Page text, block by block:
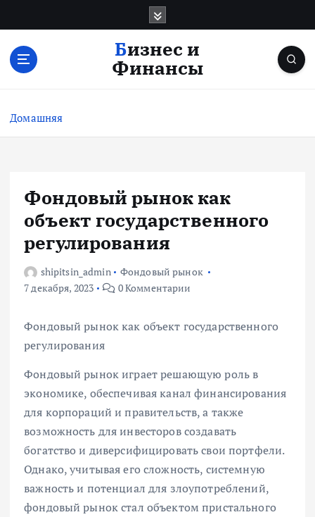
с
Бизнес и
Финансы
Домашняя
Фондовый рынок как
объект государственного
регулирования
shipitsin_admin
Фондовый рынок
7 декабря, 2023
0 Комментарии
Фондовый рынок как объект государственного
регулирования
Фондовый рынок играет решающую роль в
экономике, обеспечивая канал финансирования
для корпораций и правительств, а также
возможность для инвесторов создавать
богатство и диверсифицировать свои портфели.
Однако, учитывая его сложность, системную
важность и потенциал для злоупотреблений,
фондовый рынок стал объектом пристального